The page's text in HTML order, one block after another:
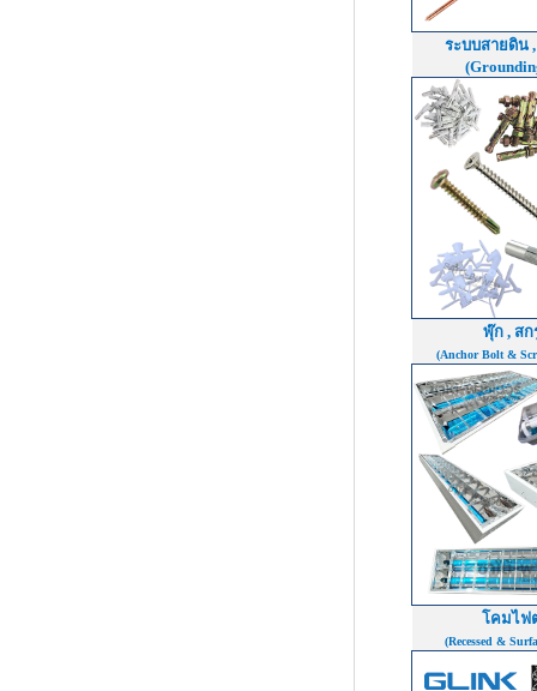
ระบบสายดิน
พุ๊ก , สก
(Anchor Bolt &
โคมไฟ
(Recessed &